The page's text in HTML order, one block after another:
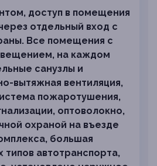
доступ в помещения
отдельный вход с
Все помещения с
на каждом
санузлы и
вытяжная вентиляция,
пожаротушения,
оптоволокно,
охраной на въезде
большая
типов автотранспорта,